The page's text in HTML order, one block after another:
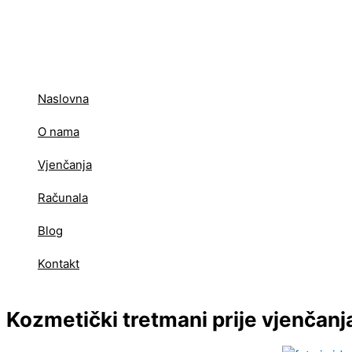
Naslovna
O nama
Vjenčanja
Računala
Blog
Kontakt
Kozmetički tretmani prije